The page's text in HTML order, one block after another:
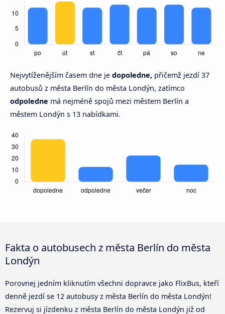
Nejvytíženějším časem dne je dopoledne, přičemž jezdí 37
autobusů z města Berlín do města Londýn, zatímco
odpoledne má nejméně spojů mezi městem Berlín a
městem Londýn s 13 nabídkami.
Fakta o autobusech z města Berlín do města
Londýn
Porovnej jedním kliknutím všechni dopravce jako FlixBus, kteří
denně jezdí se 12 autobusy z města Berlín do města Londýn!
Rezervuj si jízdenku z města Berlín do města Londýn již od